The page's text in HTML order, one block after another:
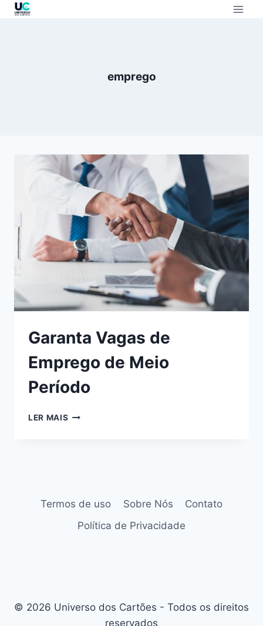
emprego
Garanta Vagas de
Emprego de Meio
Período
LER MAIS
Termos de uso Sobre Nós
Contato
Política de Privacidade
© 2026 Universo dos Cartões - Todos os direitos
reservados